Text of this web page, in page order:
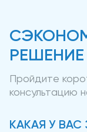
Пройдите
консультацию
КАКАЯ У ВАС